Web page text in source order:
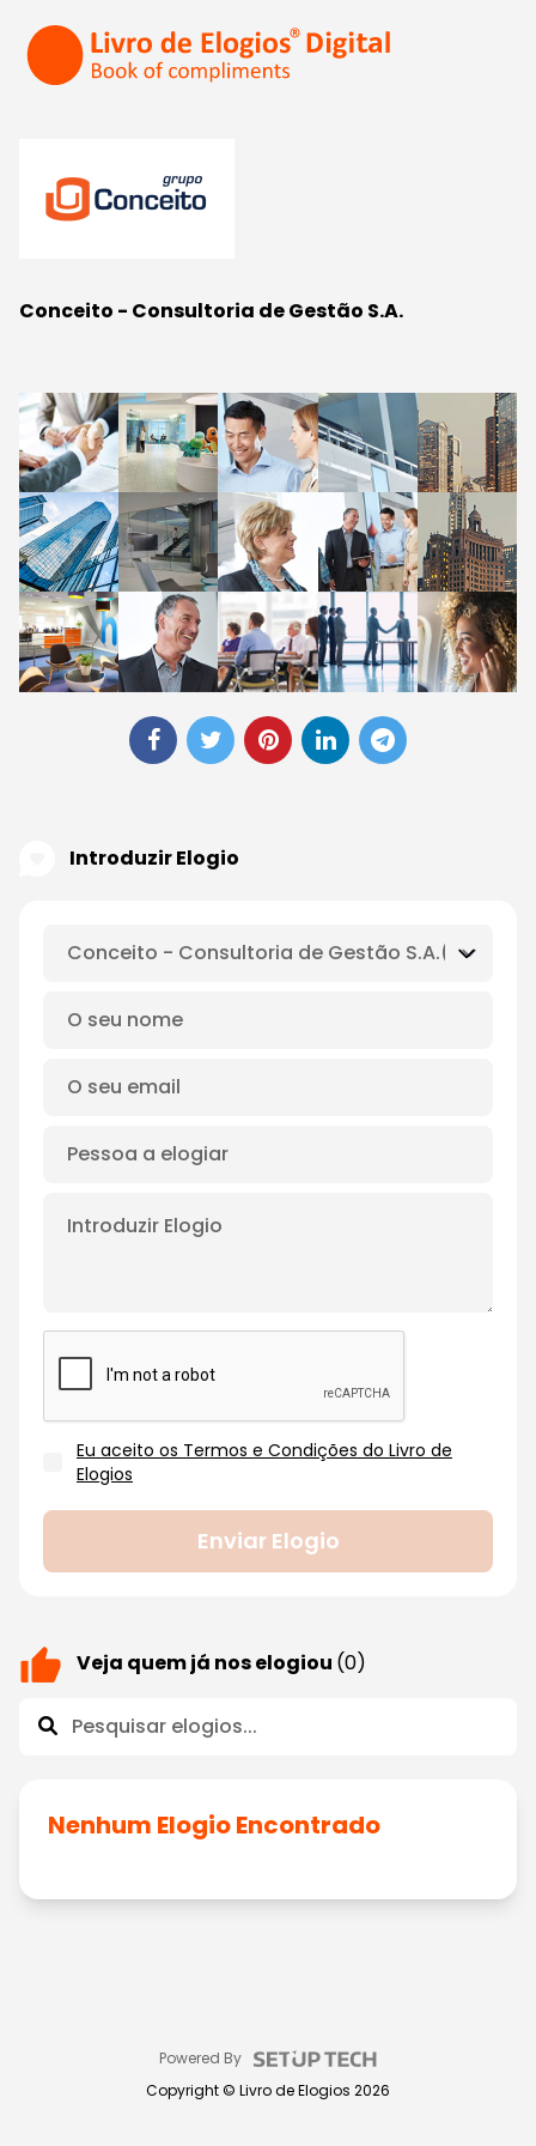
Conceito - Consultoria de Gestão S.A.
Veja quem já nos elogiou (0)
Nenhum Elogio Encontrado
Introduzir Elogio
Eu aceito os Termos e Condições do Livro de
Elogios
Enviar Elogio
Powered By
Copyright © Livro de Elogios 2026